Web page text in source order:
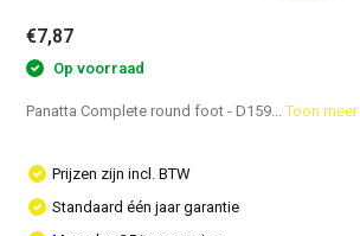
€7,87
Op voorraad
Panatta Complete round foot - D159...Toon meer
Prijzen zijn incl. BTW
Standaard één jaar garantie